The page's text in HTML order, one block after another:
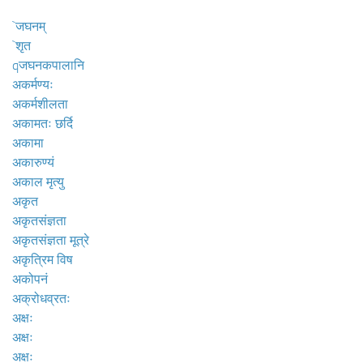
`जघनम्
`शृत
qजघनकपालानि
अकर्मण्यः
अकर्मशीलता
अकामतः छर्दि
अकामा
अकारुण्यं
अकाल मृत्यु
अकृत
अकृतसंज्ञता
अकृतसंज्ञता मूत्रे
अकृत्रिम विष
अकोपनं
अक्रोधव्रतः
अक्षः
अक्षः
अक्षः